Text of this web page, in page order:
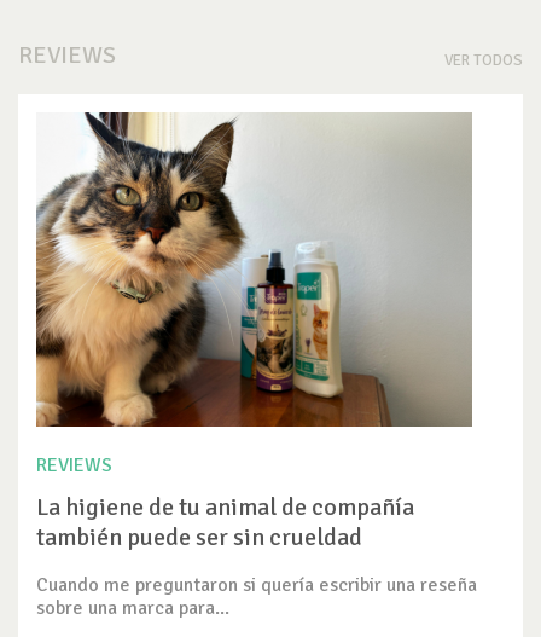
REVIEWS VER TODOS
REVIEWS
La higiene de tu animal de compañía
también puede ser sin crueldad
Cuando me preguntaron si quería escribir una reseña
sobre una marca para...